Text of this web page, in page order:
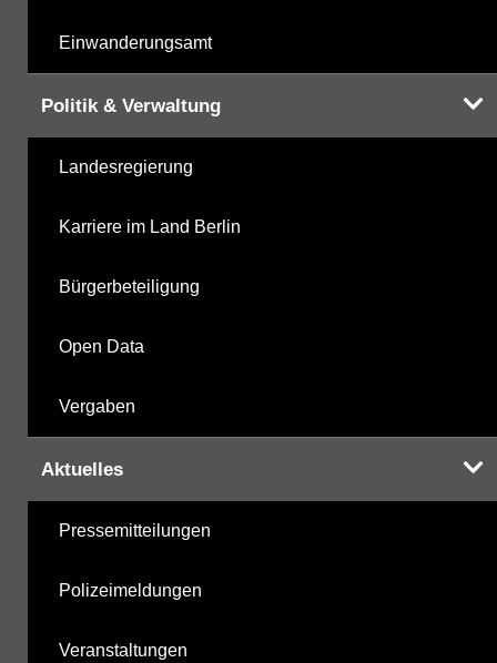
Einwanderungsamt
Politik & Verwaltung
Landesregierung
Karriere im Land Berlin
Bürgerbeteiligung
Open Data
Vergaben
Aktuelles
Pressemitteilungen
Polizeimeldungen
Veranstaltungen